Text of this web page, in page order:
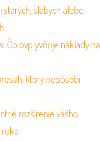
slabých alebo
Čo ovplyvňuje náklady na
ktorý nepôsobí
rozšírenie vášho